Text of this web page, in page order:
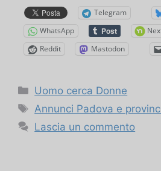
Telegram
WhatsApp
Reddit
Mastodon
Categorie
Uomo cerca Donne
Tag
Annunci Padova e
Lascia un commento